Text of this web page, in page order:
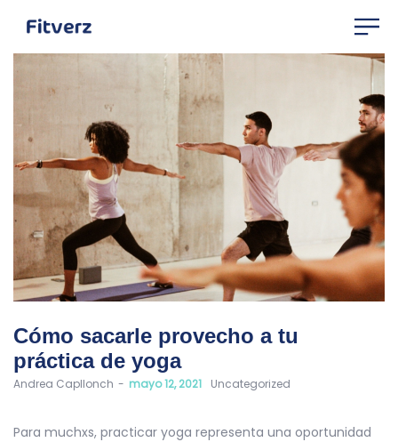
Cómo sacarle provecho a tu
práctica de yoga
by
Andrea Capllonch mayo 12, 2021 Uncategorized
Para muchxs, practicar yoga representa una oportunidad